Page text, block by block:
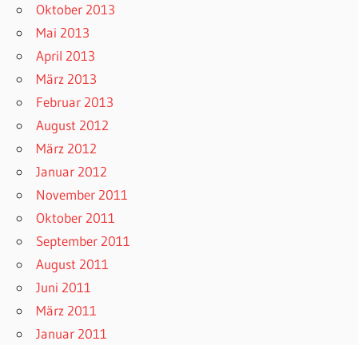
Oktober 2013
Mai 2013
April 2013
März 2013
Februar 2013
August 2012
März 2012
Januar 2012
November 2011
Oktober 2011
September 2011
August 2011
Juni 2011
März 2011
Januar 2011